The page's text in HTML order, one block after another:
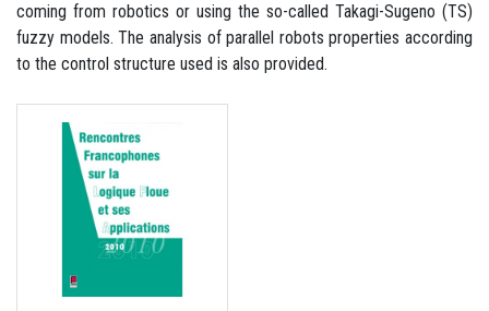
coming from robotics or using the so-called Takagi-Sugeno (TS)
fuzzy models. The analysis of parallel robots properties according
to the control structure used is also provided.